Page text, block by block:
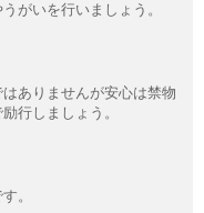
がいを行いましょう。
ありませんが安心は禁物
行しましょう。
。